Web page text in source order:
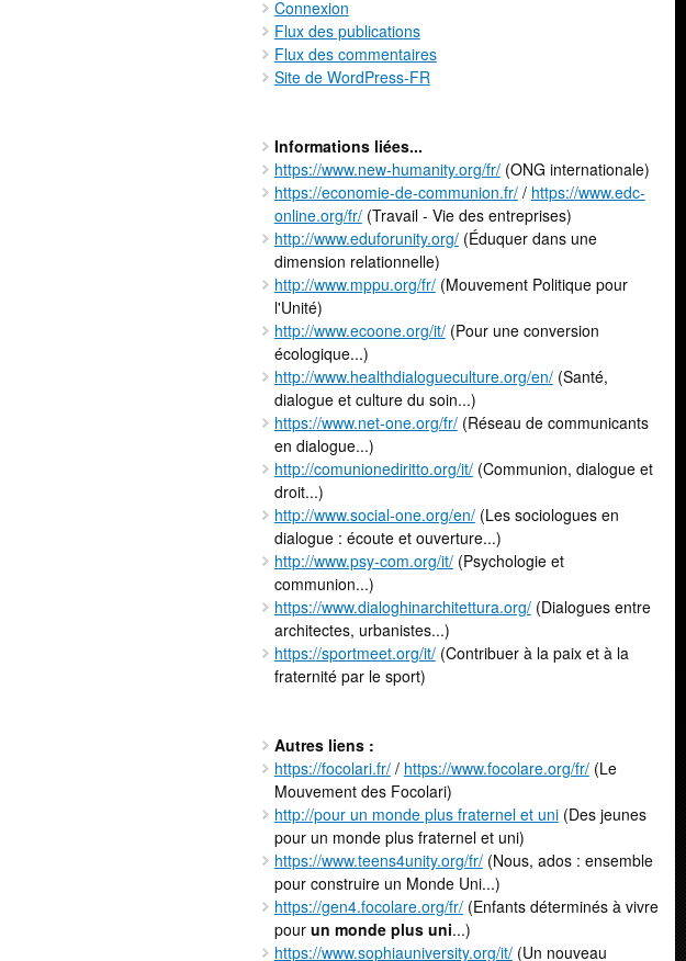
Connexion
Flux des publications
Flux des commentaires
Site de WordPress-FR
Informations liées...
https://www.new-humanity.org/fr/(ONG internationale)
https://economie-de-communion.fr// https://www.edc-
online.org/fr/(Travail - Vie des entreprises)
http://www.eduforunity.org/(Éduquer dans une
dimension relationnelle)
http://www.mppu.org/fr/(Mouvement Politique pour
l'Unité)
http://www.ecoone.org/it/(Pour une conversion
écologique...)
http://www.healthdialogueculture.org/en/(Santé,
dialogue et culture du soin...)
https://www.net-one.org/fr/(Réseau de communicants
en dialogue...)
http://comunionediritto.org/it/(Communion, dialogue et
droit...)
http://www.social-one.org/en/(Les sociologues en
dialogue : écoute et ouverture...)
http://www.psy-com.org/it/(Psychologie et
communion...)
https://www.dialoghinarchitettura.org/(Dialogues entre
architectes, urbanistes...)
https://sportmeet.org/it/(Contribuer à la paix et à la
fraternité par le sport)
Autres liens :
https://focolari.fr// https://www.focolare.org/fr/(Le
Mouvement des Focolari)
http://pour un monde plus fraternel et uni(Des jeunes
pour un monde plus fraternel et uni)
https://www.teens4unity.org/fr/(Nous, ados : ensemble
pour construire un Monde Uni...)
https://gen4.focolare.org/fr/(Enfants déterminés à vivre
pour un monde plus uni...)
https://www.sophiauniversity.org/it/(Un nouveau